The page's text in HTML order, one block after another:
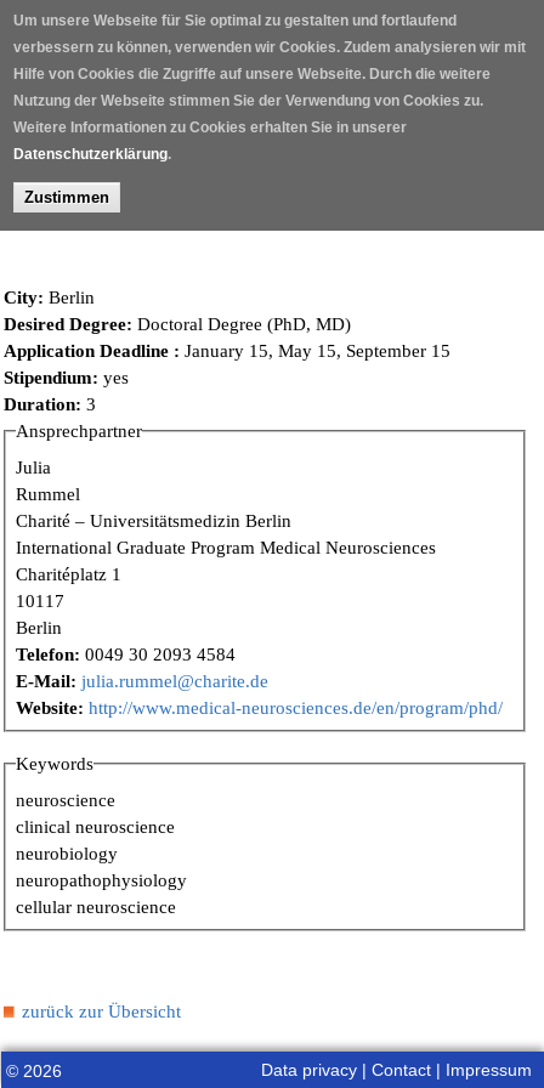
Um unsere Webseite für Sie optimal zu gestalten und fortlaufend
verbessern zu können, verwenden wir Cookies. Zudem analysieren wir mit
Hilfe von Cookies die Zugriffe auf unsere Webseite. Durch die weitere
Nutzung der Webseite stimmen Sie der Verwendung von Cookies zu.
Weitere Informationen zu Cookies erhalten Sie in unserer
Datenschutzerklärung.
Zustimmen
Skip to main content
Home /
City: Berlin
Desired Degree: Doctoral Degree (PhD, MD)
Application Deadline : January 15, May 15, September 15
Stipendium: yes
Duration: 3
Ansprechpartner
Julia
Rummel
Charité – Universitätsmedizin Berlin
International Graduate Program Medical Neurosciences
Charitéplatz 1
10117
Berlin
Telefon: 0049 30 2093 4584
E-Mail: julia.rummel@charite.de
Website: http://www.medical-neurosciences.de/en/program/phd/
Keywords
neuroscience
clinical neuroscience
neurobiology
neuropathophysiology
cellular neuroscience
zurück zur Übersicht
© 2026 Data privacy |Contact Impressum